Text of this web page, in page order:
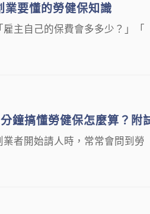
業要懂的勞健保知識
雇主自己的保費會多多少？」「
鐘搞懂勞健保怎麼算？附
業者開始請人時，常常會問到勞